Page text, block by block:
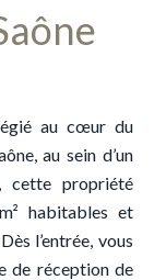
au cœur du
au sein d’un
cette propriété
habitables et
l’entrée, vous
de réception de